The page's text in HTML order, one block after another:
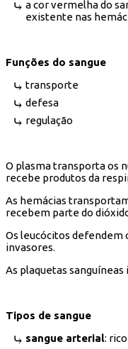
a cor vermelha do
existente nas
Funções do sangue
transporte
defesa
regulação
O plasma transporta os
recebe produtos da
As hemácias
recebem parte do
Os leucócitos defendem
invasores.
As plaquetas
Tipos de sangue
sangue arterial: